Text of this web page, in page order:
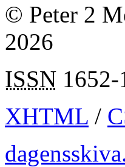
© Peter 2
2026
ISSN 1652-
XHTML /